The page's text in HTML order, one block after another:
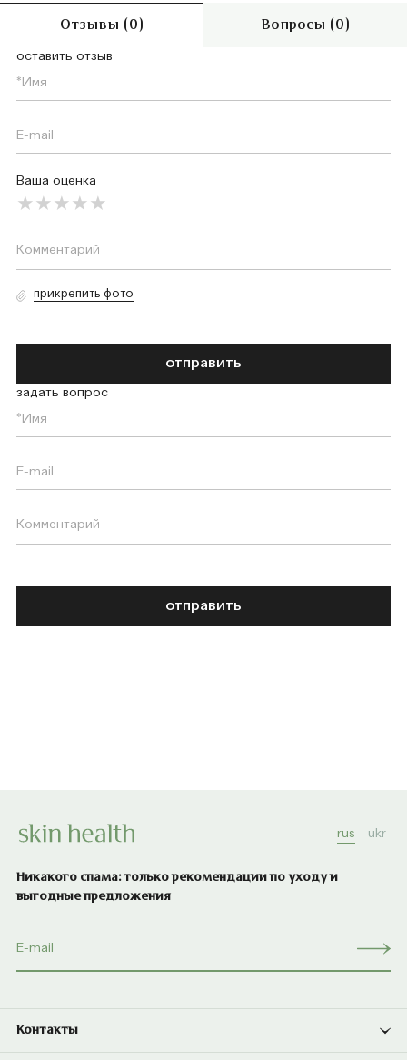
Отзывы (0) Вопросы (0)
оставить отзыв
Ваша оценка
прикрепить фото
отправить
задать вопрос
отправить
rus ukr
Никакого спама: только рекомендации по уходу и
выгодные предложения
Контакты